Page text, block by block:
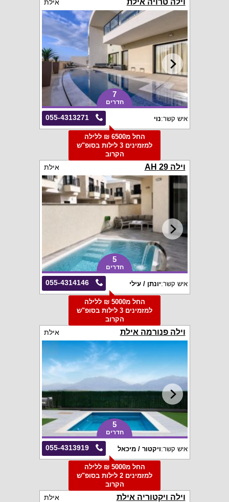
וילה טרויה אילת אילת
7
חדרים
055-4313271 איש קשר:נוי
החל מ6500 ₪ ללילה
למזמינים 3 לילות בסופ"ש
הקרוב
וילה 29 AH אילת
5
חדרים
055-4314146 איש קשר:יונתן / עילי
החל מ5000 ₪ ללילה
למזמינים 3 לילות בסופ"ש
הקרוב
וילה פנורמה אילת אילת
5
חדרים
055-4313919 איש קשר:ויקטור / מיכאל
החל מ5000 ₪ ללילה
למזמינים 2 לילות בסופ"ש
הקרוב
וילה ויקטוריה אילת אילת